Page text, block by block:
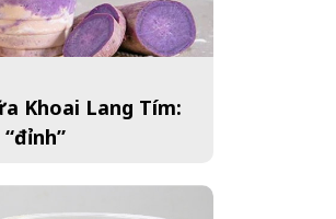
Khoai Lang Tím: